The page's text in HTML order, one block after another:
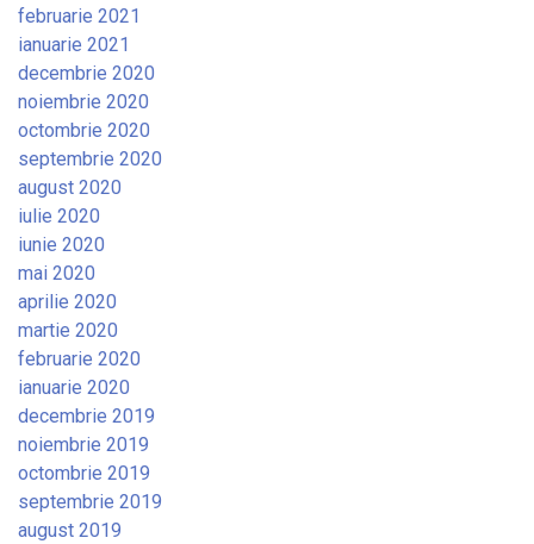
februarie 2021
ianuarie 2021
decembrie 2020
noiembrie 2020
octombrie 2020
septembrie 2020
august 2020
iulie 2020
iunie 2020
mai 2020
aprilie 2020
martie 2020
februarie 2020
ianuarie 2020
decembrie 2019
noiembrie 2019
octombrie 2019
septembrie 2019
august 2019